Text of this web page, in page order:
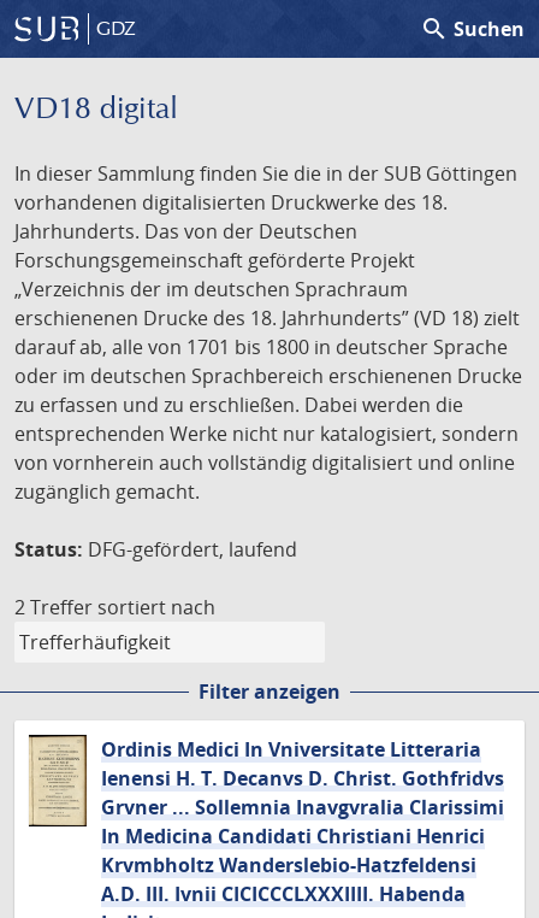
GDZ search Suchen
VD18 digital
In dieser Sammlung finden Sie die in der SUB Göttingen
vorhandenen digitalisierten Druckwerke des 18.
Jahrhunderts. Das von der Deutschen
Forschungsgemeinschaft geförderte Projekt
„Verzeichnis der im deutschen Sprachraum
erschienenen Drucke des 18. Jahrhunderts” (VD 18) zielt
darauf ab, alle von 1701 bis 1800 in deutscher Sprache
oder im deutschen Sprachbereich erschienenen Drucke
zu erfassen und zu erschließen. Dabei werden die
entsprechenden Werke nicht nur katalogisiert, sondern
von vornherein auch vollständig digitalisiert und online
zugänglich gemacht.
Status: DFG-gefördert, laufend
2 Treffer sortiert nach
Filter anzeigen
Ordinis Medici In Vniversitate Litteraria
Ienensi H. T. Decanvs D. Christ. Gothfridvs
Grvner ... Sollemnia Inavgvralia Clarissimi
In Medicina Candidati Christiani Henrici
Krvmbholtz Wanderslebio-Hatzfeldensi
A.D. III. Ivnii CICICCCLXXXIIII. Habenda